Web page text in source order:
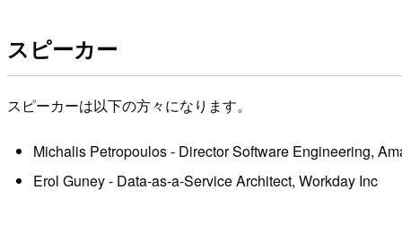
スピーカー
スピーカーは以下の方々になります。
Michalis Petropoulos - Director Software Engineering,
Erol Guney - Data-as-a-Service Architect, Workday Inc